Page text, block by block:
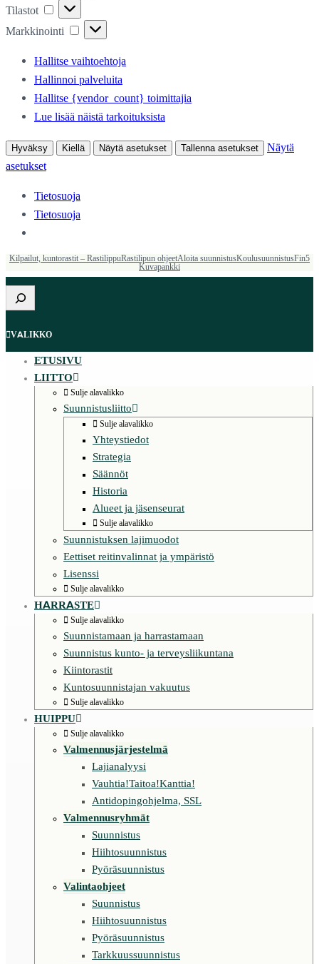
Tilastot
Tilastot
Markkinointi
Markkinointi
Hallitse vaihtoehtoja
Hallinnoi palveluita
Hallitse {vendor_count} toimittajia
Lue lisää näistä tarkoituksista
Hyväksy Kiellä Näytä asetukset Tallenna asetukset
Näytä
asetukset
Tietosuoja
Tietosuoja
Kilpailut, kuntorastit – RastilippuRastilipun ohjeetAloita suunnistusKoulusuunnistusFin5
Kuvapankki
Etsi
VALIKKO
ETUSIVU
LIITTO
Sulje alavalikko
Suunnistusliitto
Sulje alavalikko
Yhteystiedot
Strategia
Säännöt
Historia
Alueet ja jäsenseurat
Sulje alavalikko
Suunnistuksen lajimuodot
Eettiset reitinvalinnat ja ympäristö
Lisenssi
Sulje alavalikko
HARRASTE
Sulje alavalikko
Suunnistamaan ja harrastamaan
Suunnistus kunto- ja terveysliikuntana
Kiintorastit
Kuntosuunnistajan vakuutus
Sulje alavalikko
HUIPPU
Sulje alavalikko
Valmennusjärjestelmä
Lajianalyysi
Vauhtia!Taitoa!Kanttia!
Antidopingohjelma, SSL
Valmennusryhmät
Suunnistus
Hiihtosuunnistus
Pyöräsuunnistus
Valintaohjeet
Suunnistus
Hiihtosuunnistus
Pyöräsuunnistus
Tarkkuussuunnistus